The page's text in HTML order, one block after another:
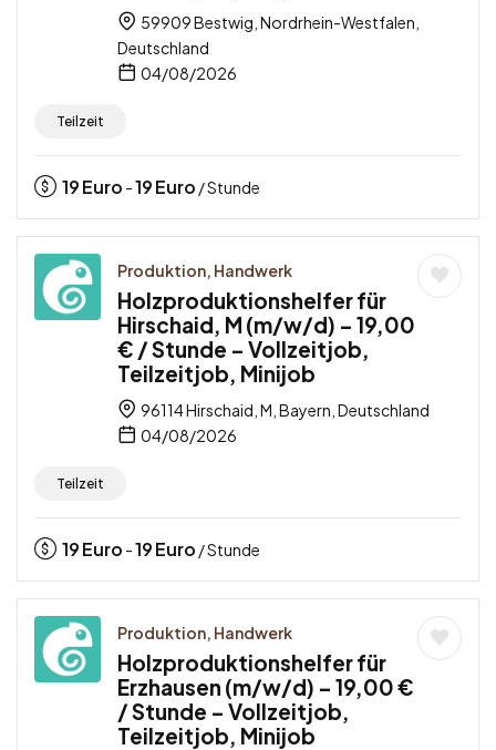
59909 Bestwig, Nordrhein-Westfalen,
Deutschland
04/08/2026
Teilzeit
19Euro -19Euro / Stunde
Produktion, Handwerk
Holzproduktionshelfer für
Hirschaid, M (m/w/d) – 19,00
€ / Stunde – Vollzeitjob,
Teilzeitjob, Minijob
96114 Hirschaid, M, Bayern, Deutschland
04/08/2026
Teilzeit
19Euro -19Euro / Stunde
Produktion, Handwerk
Holzproduktionshelfer für
Erzhausen (m/w/d) – 19,00 €
/ Stunde – Vollzeitjob,
Teilzeitjob, Minijob